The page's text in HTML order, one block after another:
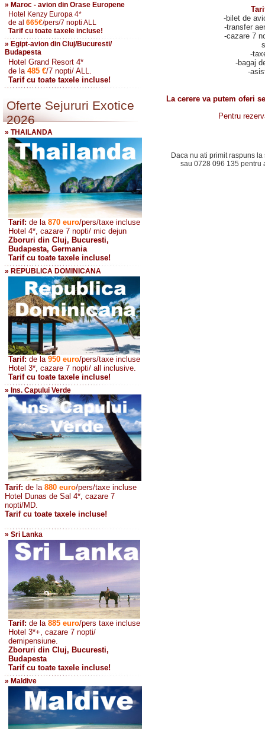
» Maroc - avion din Orase Europene
Hotel Kenzy Europa 4*
de al 665€/pers/7 nopti ALL
Tarif cu toate taxele incluse!
» Egipt-avion din Cluj/Bucuresti/
Budapesta
Hotel Grand Resort 4*
de la485 €/7 nopti/ ALL.
Tarif cu toate taxele incluse!
Oferte Sejururi Exotice
2026
» THAILANDA
Tarif: de la 870 euro/pers/taxe incluse
Hotel 4*, cazare 7 nopti/ mic dejun
Zboruri din Cluj, Bucuresti,
Budapesta, Germania
Tarif cu toate taxele incluse!
» REPUBLICA DOMINICANA
Tarif: de la 950 euro/pers/taxe incluse
Hotel 3*, cazare 7 nopti/ all inclusive.
Tarif cu toate taxele incluse!
» Ins. Capului Verde
Tarif: de la 880 euro/pers/taxe incluse
Hotel Dunas de Sal 4*, cazare 7
nopti/MD.
Tarif cu toate taxele incluse!
» Sri Lanka
Tarif: de la 885 euro/pers taxe incluse
Hotel 3*+, cazare 7 nopti/
demipensiune.
Zboruri din Cluj, Bucuresti,
Budapesta
Tarif cu toate taxele incluse!
» Maldive
-bilet de
-transfer
-cazare 7
-
-bagaj
-
La cerere va putem oferi
Pentru
Daca nu ati primit raspuns
sau 0728 096 135 pentru